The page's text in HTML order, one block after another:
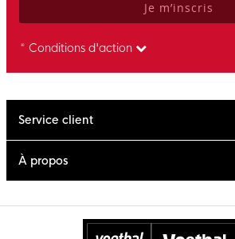
Je m’inscris
* Conditions d'action
Service client
À propos